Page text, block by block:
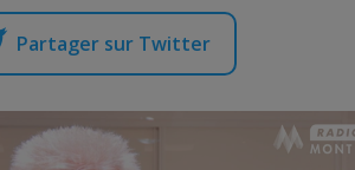
Partager sur Twitter